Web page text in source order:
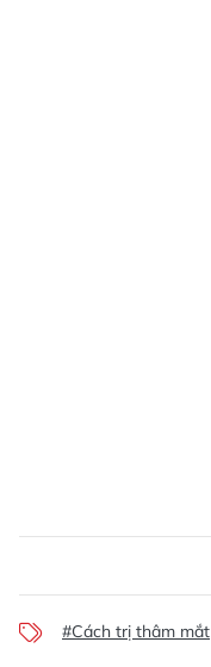
#Cách trị thâm mắt